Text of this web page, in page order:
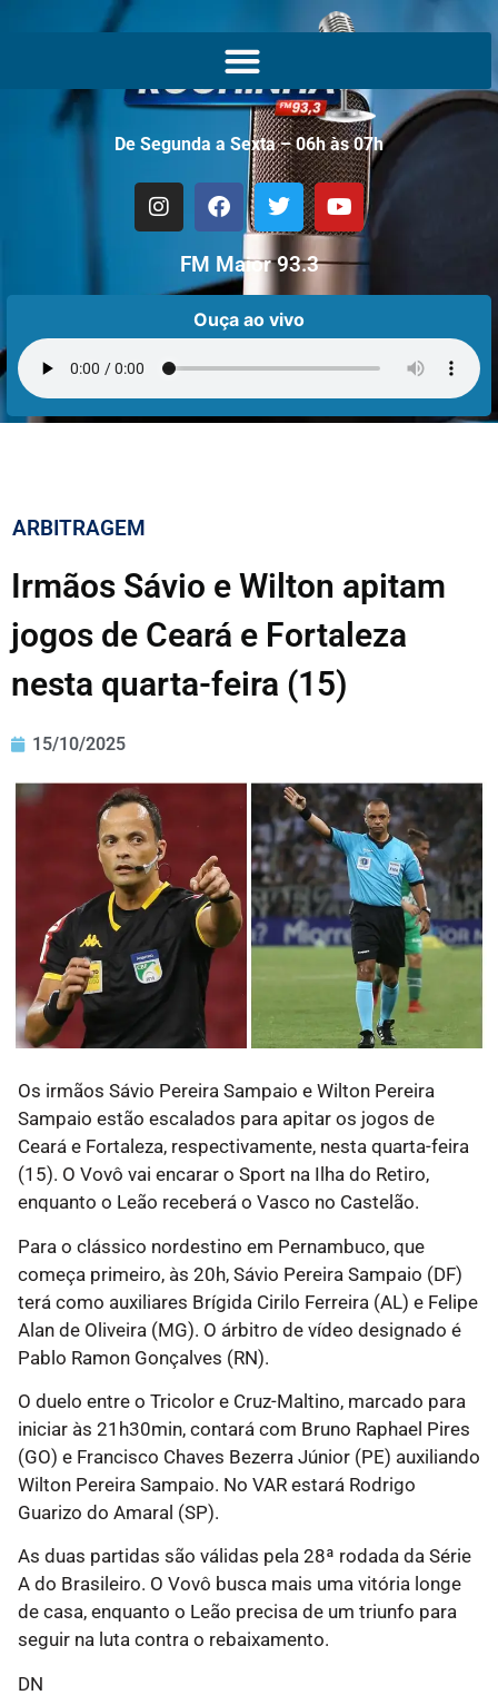
De Segunda a Sexta – 06h às 07h
FM Maior 93.3
Ouça ao vivo
ARBITRAGEM
Irmãos Sávio e Wilton apitam
jogos de Ceará e Fortaleza
nesta quarta-feira (15)
15/10/2025
Os irmãos Sávio Pereira Sampaio e Wilton Pereira
Sampaio estão escalados para apitar os jogos de
Ceará e Fortaleza, respectivamente, nesta quarta-feira
(15). O Vovô vai encarar o Sport na Ilha do Retiro,
enquanto o Leão receberá o Vasco no Castelão.
Para o clássico nordestino em Pernambuco, que
começa primeiro, às 20h, Sávio Pereira Sampaio (DF)
terá como auxiliares Brígida Cirilo Ferreira (AL) e Felipe
Alan de Oliveira (MG). O árbitro de vídeo designado é
Pablo Ramon Gonçalves (RN).
O duelo entre o Tricolor e Cruz-Maltino, marcado para
iniciar às 21h30min, contará com Bruno Raphael Pires
(GO) e Francisco Chaves Bezerra Júnior (PE) auxiliando
Wilton Pereira Sampaio. No VAR estará Rodrigo
Guarizo do Amaral (SP).
As duas partidas são válidas pela 28ª rodada da Série
A do Brasileiro. O Vovô busca mais uma vitória longe
de casa, enquanto o Leão precisa de um triunfo para
seguir na luta contra o rebaixamento.
DN